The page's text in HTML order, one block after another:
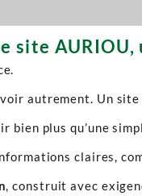
site
autrement. Un
bien plus qu’une
claires,
, construit avec